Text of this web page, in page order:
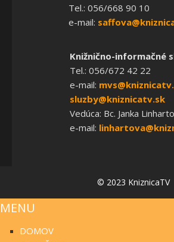
Tel.: 056/668 90 10
e-mail:
Knižnično-informačné
Tel.: 056/672 42 22
e-mail:
sluzby@kniznicatv.sk
Vedúca: Bc. Janka
e-mail:
© 2023 KniznicaTV
MENU
DOMOV